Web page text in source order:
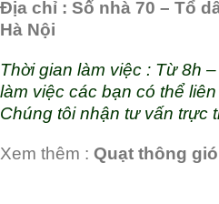
Địa chỉ : Số nhà 70 – Tổ
Hà Nội
Thời gian làm việc : Từ 8h
làm việc các bạn có thể
Chúng tôi nhận tư vấn trực
Xem thêm : Quạt thông